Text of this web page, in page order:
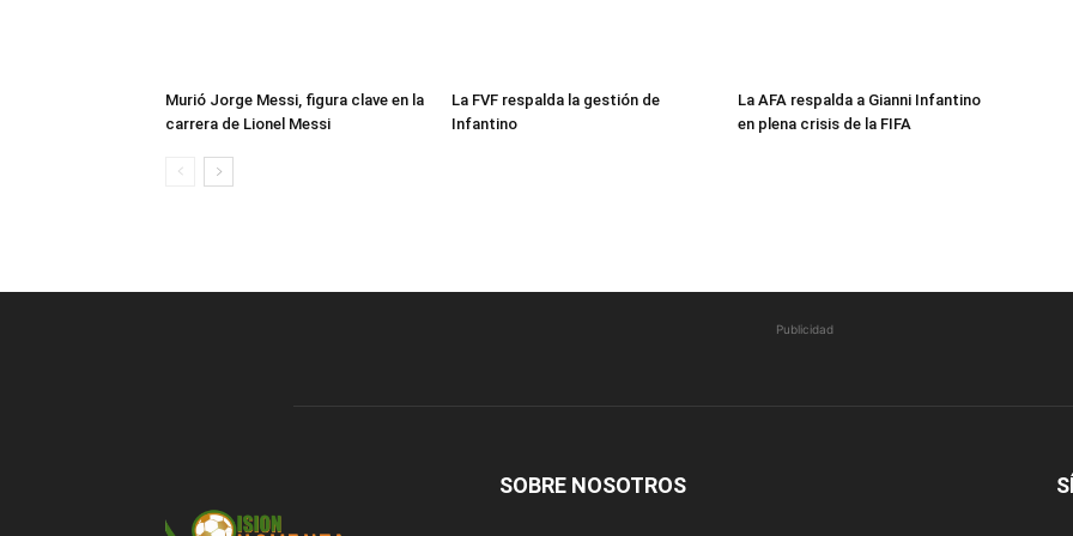
Murió Jorge Messi, figura clave en la
carrera de Lionel Messi
La FVF respalda la gestión de
Infantino
La AFA respalda a Gianni Infantino
en plena crisis de la FIFA
Publicidad
SOBRE NOSOTROS